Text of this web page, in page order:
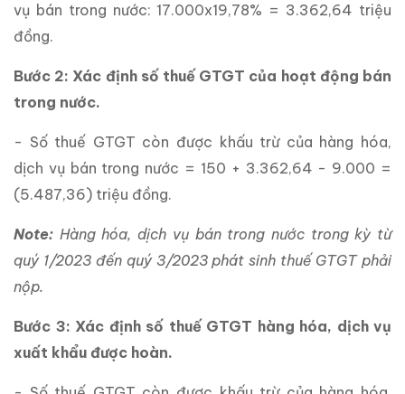
vụ bán trong nước: 17.000x19,78% = 3.362,64 triệu
đồng.
Bước 2: Xác định số thuế GTGT của hoạt động bán
trong nước.
- Số thuế GTGT còn được khấu trừ của hàng hóa,
dịch vụ bán trong nước = 150 + 3.362,64 - 9.000 =
(5.487,36) triệu đồng.
Note: Hàng hóa, dịch vụ bán trong nước trong kỳ từ
quý 1/2023 đến quý 3/2023 phát sinh thuế GTGT phải
nộp.
Bước 3: Xác định số thuế GTGT hàng hóa, dịch vụ
xuất khẩu được hoàn.